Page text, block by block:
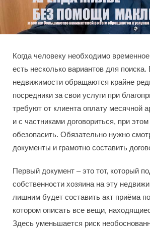
Когда человеку необходимо
есть несколько вариантов для поиска.
недвижимости обращаются крайне
посредники за свои услуги при
требуют от клиента оплату месячной
и с частниками договориться, при
обезопасить. Обязательно нужно
документы и грамотно составить
Первый документ – это тот, который
собственности хозяина на эту
лишним будет составить акт приёма
котором описать все вещи,
Здесь уменьшается риск